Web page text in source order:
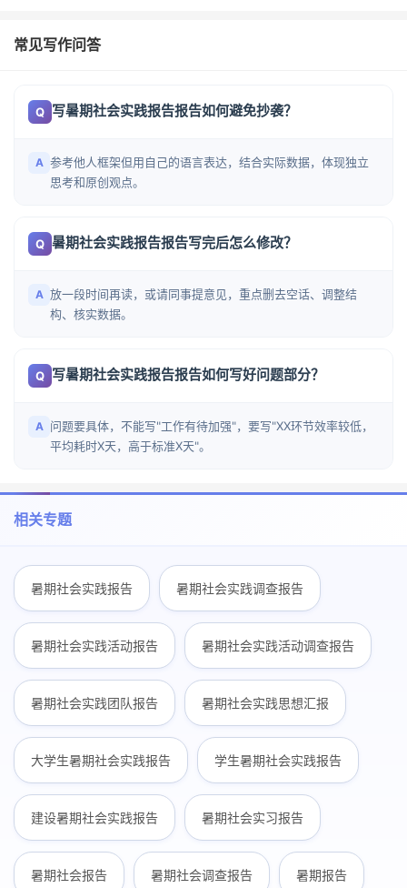
常见写作问答
Q 写暑期社会实践报告报告如何避免抄袭？
A 参考他人框架但用自己的语言表达，结合实际数据，体现独立
思考和原创观点。
Q 暑期社会实践报告报告写完后怎么修改？
A 放一段时间再读，或请同事提意见，重点删去空话、调整结
构、核实数据。
Q 写暑期社会实践报告报告如何写好问题部分？
A 问题要具体，不能写"工作有待加强"，要写"XX环节效率较低，
平均耗时X天，高于标准X天"。
相关专题
暑期社会实践报告 暑期社会实践调查报告
暑期社会实践活动报告 暑期社会实践活动调查报告
暑期社会实践团队报告 暑期社会实践思想汇报
大学生暑期社会实践报告 学生暑期社会实践报告
建设暑期社会实践报告 暑期社会实习报告
暑期社会报告 暑期社会调查报告 暑期报告